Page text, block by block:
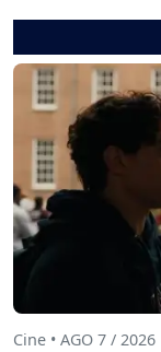
Cine • AGO 7 / 2026